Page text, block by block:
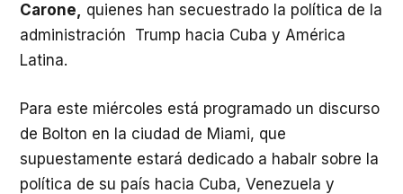
Carone, quienes han secuestrado la política de la
administración Trump hacia Cuba y América
Latina.
Para este miércoles está programado un discurso
de Bolton en la ciudad de Miami, que
supuestamente estará dedicado a habalr sobre la
política de su país hacia Cuba, Venezuela y